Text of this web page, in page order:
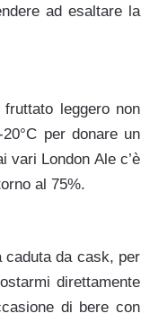
ad esaltare la
leggero non
per donare un
vari London Ale c’è
al 75%.
caduta da cask, per
direttamente
di bere con